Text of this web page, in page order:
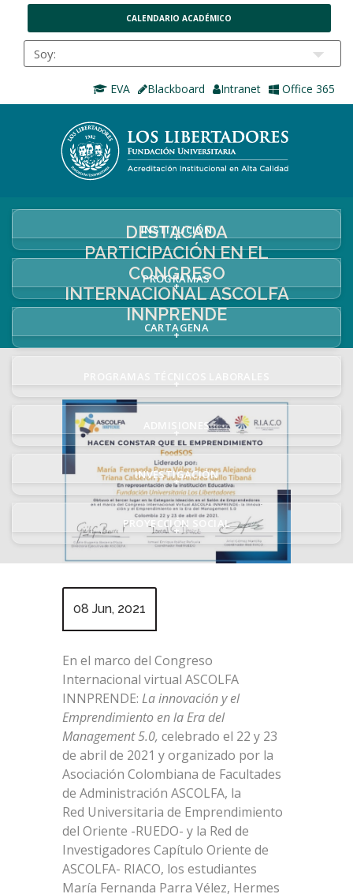
CALENDARIO ACADÉMICO
EVA Blackboard Intranet Office 365
INSTITUCIÓN
+
PROGRAMAS
+
CARTAGENA
+
+
ADMISIONES
+
INVESTIGACIÓN
+
PROYECCIÓN SOCIAL
+
DESTACADA
PARTICIPACIÓN EN EL
CONGRESO
INTERNACIONAL ASCOLFA
INNPRENDE
08 Jun, 2021
En el marco del Congreso
Internacional virtual ASCOLFA
INNPRENDE: La innovación y el
Emprendimiento en la Era del
Management 5.0, celebrado el 22 y 23
de abril de 2021 y organizado por la
Asociación Colombiana de Facultades
de Administración ASCOLFA, la
Red Universitaria de Emprendimiento
del Oriente -RUEDO- y la Red de
Investigadores Capítulo Oriente de
ASCOLFA- RIACO, los estudiantes
María Fernanda Parra Vélez, Hermes